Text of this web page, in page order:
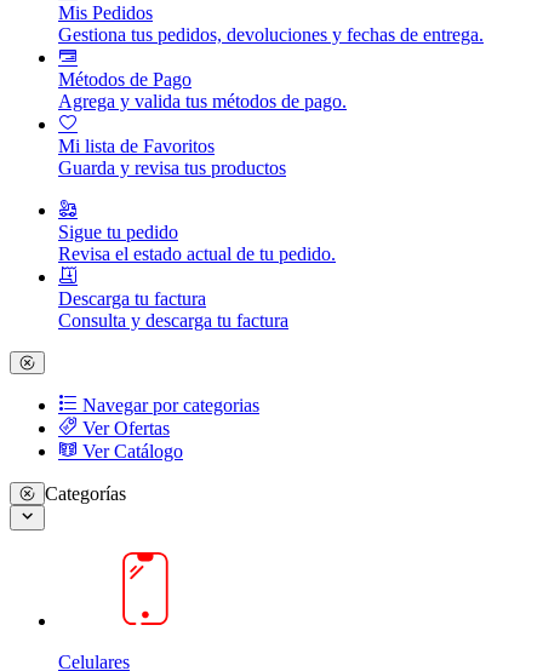
Mis Pedidos
Gestiona tus pedidos, devoluciones y fechas de entrega.
Métodos de Pago
Agrega y valida tus métodos de pago.
Mi lista de Favoritos
Guarda y revisa tus productos
Sigue tu pedido
Revisa el estado actual de tu pedido.
Descarga tu factura
Consulta y descarga tu factura
Navegar por categorias
Ver Ofertas
Ver Catálogo
Categorías
Celulares